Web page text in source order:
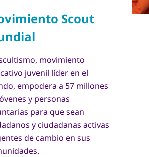
movimiento
juvenil líder en el
empodera a 57 millones
y personas
para que sean
y ciudadanas activas
de cambio en sus